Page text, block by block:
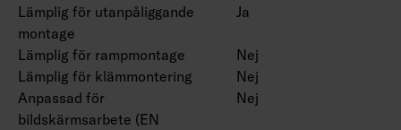
Lämplig för utanpåliggande
montage
Ja
Lämplig för rampmontage
Nej
Lämplig för klämmontering
Nej
Anpassad för
bildskärmsarbete (EN
Nej